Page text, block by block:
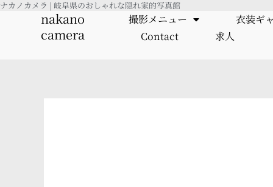
内
ナカノカメラ | 岐阜県のおしゃれな隠れ家的写真館
nakano
camera
撮影メニュー
衣装ギ
Contact
求人